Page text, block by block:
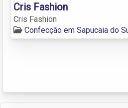
Cris Fashion
Cris Fashion
Confecção em Sapucaia do